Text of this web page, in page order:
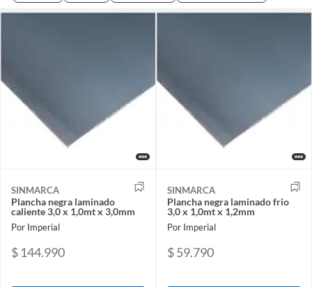
SINMARCA
Plancha negra laminado
caliente 3,0 x 1,0mt x 3,0mm
Por Imperial
$ 144.990
SINMARCA
Plancha negra laminado frio
3,0 x 1,0mt x 1,2mm
Por Imperial
$ 59.790